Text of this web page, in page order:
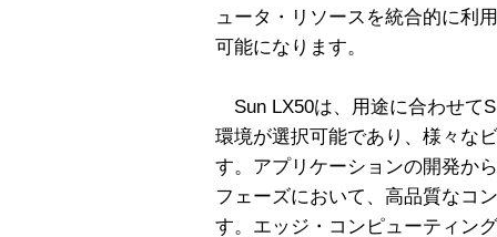
ュータ・リソースを統合的に利
可能になります。
Sun LX50は、用途に合わせて
環境が選択可能であり、様々な
す。アプリケーションの開発か
フェーズにおいて、高品質なコ
す。エッジ・コンピューティン